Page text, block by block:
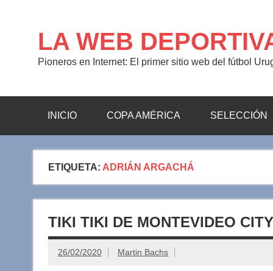
LA WEB
Pioneros en Internet: El primer sitio web del fútbol
INICIO COPA AMÉRICA SELECCIÓN
ETIQUETA: ADRIÁN ARGACHÁ
TIKI TIKI DE MONTEVIDEO
26/02/2020 Martin Bachs